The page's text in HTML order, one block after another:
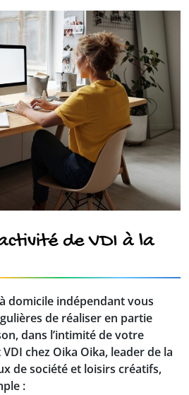
de VDI à la
domicile indépendant vous
de réaliser en partie
dans l’intimité de votre
chez Oika Oika, leader de la
de société et loisirs créatifs,
: